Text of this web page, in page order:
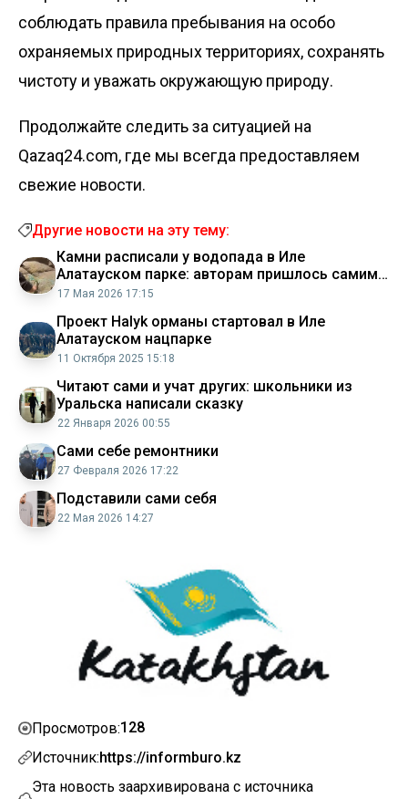
соблюдать правила пребывания на особо
охраняемых природных территориях, сохранять
чистоту и уважать окружающую природу.
Продолжайте следить за ситуацией на
Qazaq24.com, где мы всегда предоставляем
свежие новости.
Другие новости на эту тему:
Камни расписали у водопада в Иле
Алатауском парке: авторам пришлось самим
все очищать
17 Мая 2026 17:15
Проект Halyk орманы стартовал в Иле
Алатауском нацпарке
11 Октября 2025 15:18
Читают сами и учат других: школьники из
Уральска написали сказку
22 Января 2026 00:55
Сами себе ремонтники
27 Февраля 2026 17:22
Подставили сами себя
22 Мая 2026 14:27
Просмотров:128
Источник:https://informburo.kz
Эта новость заархивирована с источника